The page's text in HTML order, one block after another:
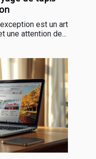
est un art
une attention de...